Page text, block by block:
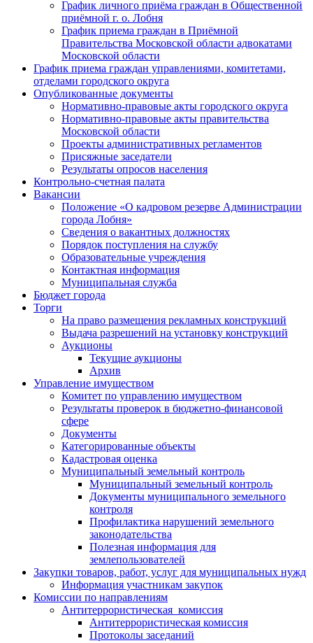
График личного приёма граждан в Общественной
приёмной г. о. Лобня
График приема граждан в Приёмной
Правительства Московской области адвокатами
Московской области
График приема граждан управлениями, комитетами,
отделами городского округа
Опубликованные документы
Нормативно-правовые акты городского округа
Нормативно-правовые акты правительства
Московской области
Проекты административных регламентов
Присяжные заседатели
Результаты опросов населения
Контрольно-счетная палата
Вакансии
Положение «О кадровом резерве Администрации
города Лобня»
Сведения о вакантных должностях
Порядок поступления на службу
Образовательные учреждения
Контактная информация
Муниципальная служба
Бюджет города
Торги
На право размещения рекламных конструкций
Выдача разрешений на установку конструкций
Аукционы
Текущие аукционы
Архив
Управление имуществом
Комитет по управлению имуществом
Результаты проверок в бюджетно-финансовой
сфере
Документы
Категорированные объекты
Кадастровая оценка
Муниципальный земельный контроль
Муниципальный земельный контроль
Документы муниципального земельного
контроля
Профилактика нарушений земельного
законодательства
Полезная информация для
землепользователей
Закупки товаров, работ, услуг для муниципальных нужд
Информация участникам закупок
Комиссии по направлениям
Антитеррористическая комиссия
Антитеррористическая комиссия
Протоколы заседаний